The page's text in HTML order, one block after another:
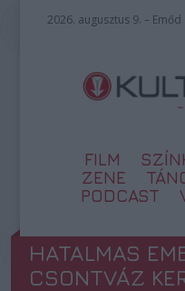
2026. augusztus 9. – Emőd
FILM
ZENE
PODCAST
HATALMAS
CSONTVÁZ